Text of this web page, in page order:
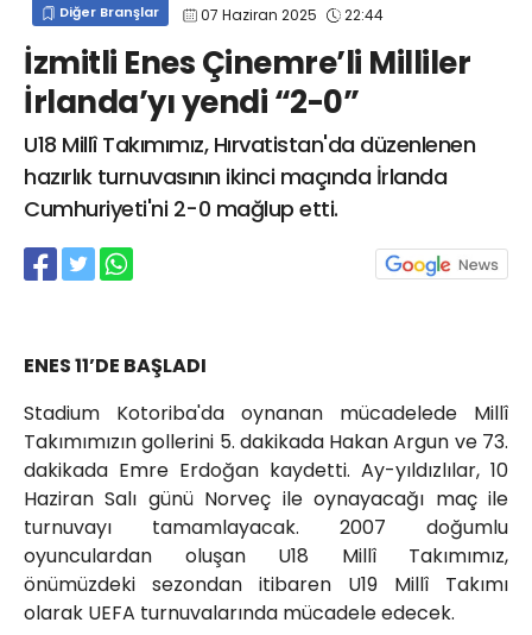
Diğer Branşlar 07 Haziran 2025 22:44
İzmitli Enes Çinemre’li Milliler
İrlanda’yı yendi “2-0”
U18 Millî Takımımız, Hırvatistan'da düzenlenen
hazırlık turnuvasının ikinci maçında İrlanda
Cumhuriyeti'ni 2-0 mağlup etti.
ENES 11’DE BAŞLADI
Stadium Kotoriba'da oynanan mücadelede Millî
Takımımızın gollerini 5. dakikada Hakan Argun ve 73.
dakikada Emre Erdoğan kaydetti. Ay-yıldızlılar, 10
Haziran Salı günü Norveç ile oynayacağı maç ile
turnuvayı tamamlayacak. 2007 doğumlu
oyunculardan oluşan U18 Millî Takımımız,
önümüzdeki sezondan itibaren U19 Millî Takımı
olarak UEFA turnuvalarında mücadele edecek.
info@spor41.com